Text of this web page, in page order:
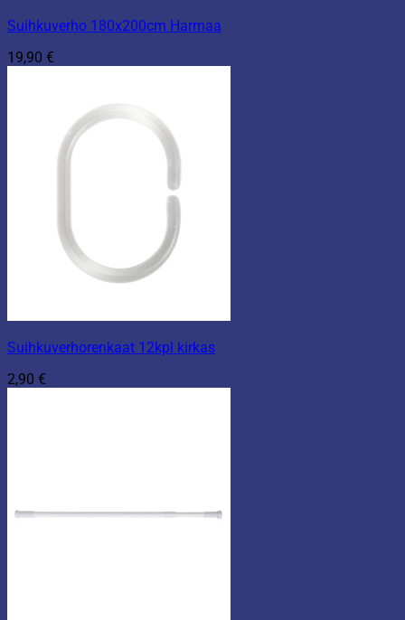
Suihkuverho 180x200cm Harmaa
19,90 €
Suihkuverhorenkaat 12kpl kirkas
2,90 €